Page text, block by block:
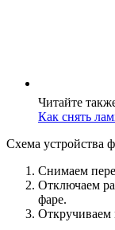
Читайте
Как снять
Схема устройства
Снимаем
Отключаем
фаре.
Откручиваем